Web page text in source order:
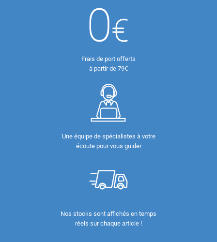
Frais de port offerts
à partir de 79€
Une équipe de spécialistes à votre
écoute pour vous guider
Nos stocks sont affichés en temps
réels sur chaque article !